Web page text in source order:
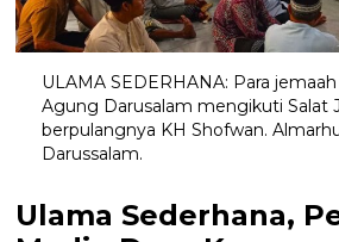
ULAMA SEDERHANA: Para
Agung Darusalam mengikuti Salat
berpulangnya KH Shofwan.
Darussalam.
Ulama Sederhana,